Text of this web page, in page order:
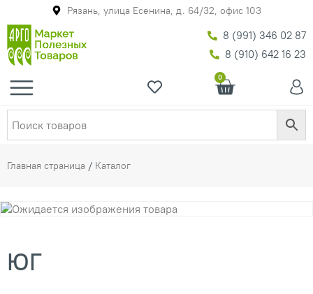
Рязань, улица Есенина, д. 64/32, офис 103
8 (991) 346 02 87
8 (910) 642 16 23
0
Главная страница / Каталог
ЮГ